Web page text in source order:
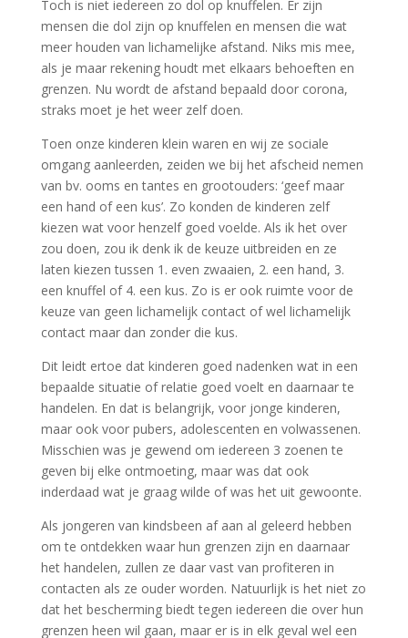
Toch is niet iedereen zo dol op knuffelen. Er zijn
mensen die dol zijn op knuffelen en mensen die wat
meer houden van lichamelijke afstand. Niks mis mee,
als je maar rekening houdt met elkaars behoeften en
grenzen. Nu wordt de afstand bepaald door corona,
straks moet je het weer zelf doen.
Toen onze kinderen klein waren en wij ze sociale
omgang aanleerden, zeiden we bij het afscheid nemen
van bv. ooms en tantes en grootouders: ‘geef maar
een hand of een kus’. Zo konden de kinderen zelf
kiezen wat voor henzelf goed voelde. Als ik het over
zou doen, zou ik denk ik de keuze uitbreiden en ze
laten kiezen tussen 1. even zwaaien, 2. een hand, 3.
een knuffel of 4. een kus. Zo is er ook ruimte voor de
keuze van geen lichamelijk contact of wel lichamelijk
contact maar dan zonder die kus.
Dit leidt ertoe dat kinderen goed nadenken wat in een
bepaalde situatie of relatie goed voelt en daarnaar te
handelen. En dat is belangrijk, voor jonge kinderen,
maar ook voor pubers, adolescenten en volwassenen.
Misschien was je gewend om iedereen 3 zoenen te
geven bij elke ontmoeting, maar was dat ook
inderdaad wat je graag wilde of was het uit gewoonte.
Als jongeren van kindsbeen af aan al geleerd hebben
om te ontdekken waar hun grenzen zijn en daarnaar
het handelen, zullen ze daar vast van profiteren in
contacten als ze ouder worden. Natuurlijk is het niet zo
dat het bescherming biedt tegen iedereen die over hun
grenzen heen wil gaan, maar er is in elk geval wel een